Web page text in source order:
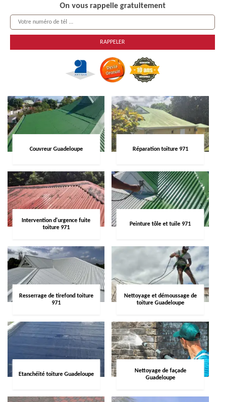
On vous rappelle gratuitement
Couvreur Guadeloupe Réparation toiture 971
Intervention d'urgence fuite
toiture 971
Peinture tôle et tuile 971
Resserrage de tirefond toiture
971
Nettoyage et démoussage de
toiture Guadeloupe
Etanchéité toiture Guadeloupe
Nettoyage de façade
Guadeloupe